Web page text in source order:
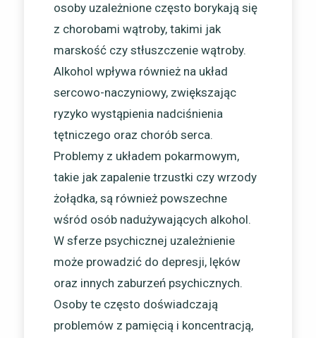
osoby uzależnione często borykają się
z chorobami wątroby, takimi jak
marskość czy stłuszczenie wątroby.
Alkohol wpływa również na układ
sercowo-naczyniowy, zwiększając
ryzyko wystąpienia nadciśnienia
tętniczego oraz chorób serca.
Problemy z układem pokarmowym,
takie jak zapalenie trzustki czy wrzody
żołądka, są również powszechne
wśród osób nadużywających alkohol.
W sferze psychicznej uzależnienie
może prowadzić do depresji, lęków
oraz innych zaburzeń psychicznych.
Osoby te często doświadczają
problemów z pamięcią i koncentracją,